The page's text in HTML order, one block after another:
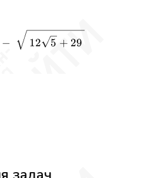
\sqrt{\,12\sqrt{5} -
− 12 5 + 29